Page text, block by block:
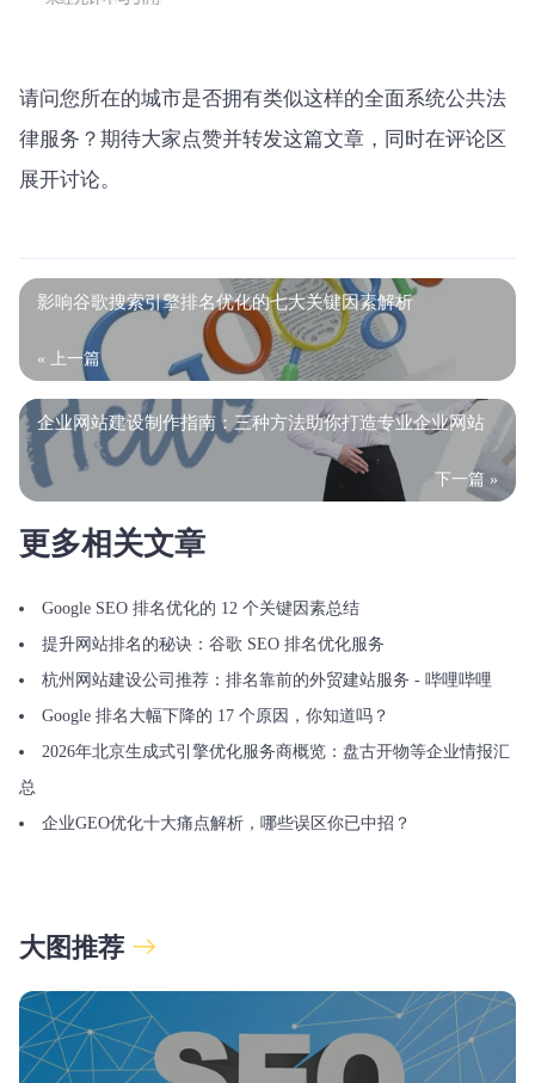
请问您所在的城市是否拥有类似这样的全面系统公共法
律服务？期待大家点赞并转发这篇文章，同时在评论区
展开讨论。
影响谷歌搜索引擎排名优化的七大关键因素解析
« 上一篇
企业网站建设制作指南：三种方法助你打造专业企业网站
下一篇 »
更多相关文章
Google SEO 排名优化的 12 个关键因素总结
提升网站排名的秘诀：谷歌 SEO 排名优化服务
杭州网站建设公司推荐：排名靠前的外贸建站服务 - 哔哩哔哩
Google 排名大幅下降的 17 个原因，你知道吗？
2026年北京生成式引擎优化服务商概览：盘古开物等企业情报汇
总
企业GEO优化十大痛点解析，哪些误区你已中招？
大图推荐